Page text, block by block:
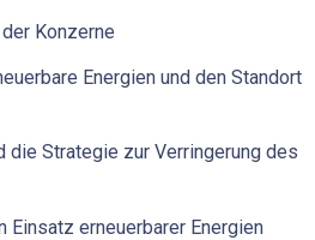
Konzerne
Energien und den Standort
die Strategie zur Verringerung des
Einsatz erneuerbarer Energien